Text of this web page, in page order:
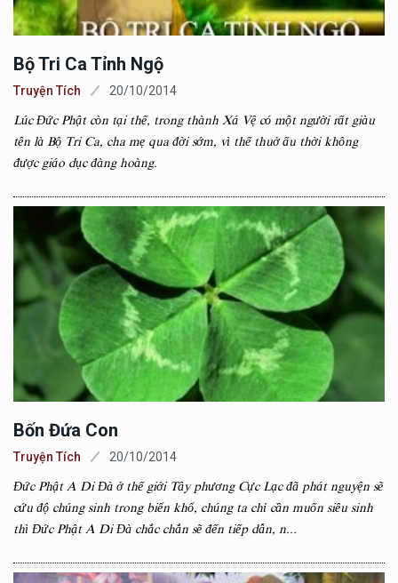
Bộ Tri Ca Tỉnh Ngộ
Truyện Tích 20/10/2014
Lúc Đức Phật còn tại thế, trong thành Xá Vệ có một người rất giàu
tên là Bộ Tri Ca, cha mẹ qua đời sớm, vì thế thuở ấu thời không
được giáo dục đàng hoàng.
Bốn Đứa Con
Truyện Tích 20/10/2014
Đức Phật A Di Đà ở thế giới Tây phương Cực Lạc đã phát nguyện sẽ
cứu độ chúng sinh trong biển khổ, chúng ta chỉ cần muốn siêu sinh
thì Đức Phật A Di Đà chắc chắn sẽ đến tiếp dẫn, n...